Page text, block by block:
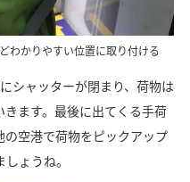
わかりやすい位置に取り付ける
シャッターが閉まり、荷物は
ます。最後に出てくる手荷
空港で荷物をピックアップ
ょうね。